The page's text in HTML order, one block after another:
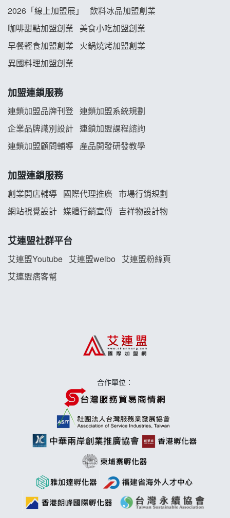
龍涎居好湯加盟說明會
舒油頭加盟說明會
義氣豐發雞加盟說明會
Mr.Wish加盟說明會
雞咕雞咕加盟說明會
TEA TOP加盟說明會
珍好味臭臭鍋加盟說明會
藍象廷泰式火鍋加盟說明會
莫尼早餐Morni加盟說明會
2026「線上加盟展」
飲料冰品加盟創業
咖啡甜點加盟創業
美食小吃加盟創業
早餐輕食加盟創業
火鍋燒烤加盟創業
異國料理加盟創業
加盟連鎖服務
連鎖加盟品牌刊登 連鎖加盟系統規劃
企業品牌識別設計 連鎖加盟課程諮詢
連鎖加盟顧問輔導 產品開發研發教學
加盟連鎖服務
創業開店輔導 國際代理推廣 市場行銷規劃
網站視覺設計 媒體行銷宣傳 吉祥物設計物
艾連盟社群平台
艾連盟Youtube 艾連盟weibo
艾連盟粉絲頁
艾連盟痞客幫
合作單位：